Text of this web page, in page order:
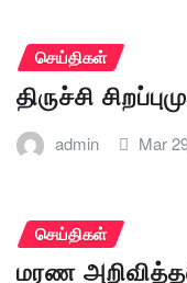
செய்திகள்
திருச்சி
admin Mar
செய்திகள்
மரண